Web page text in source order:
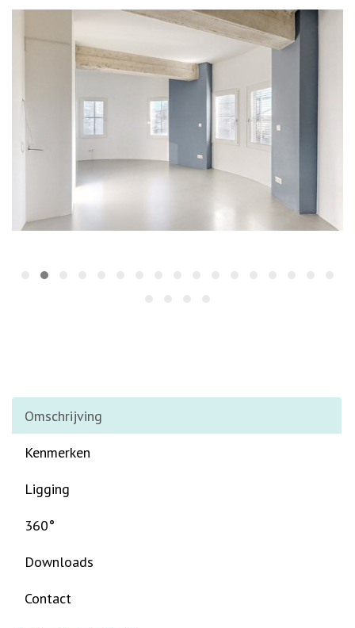
Omschrijving
Kenmerken
Ligging
360°
Downloads
Contact